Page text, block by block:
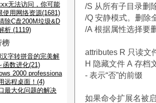
/S 从所有子目录删
/Q 安静模式。删除
/A 根据属性选择要
attributes R 只读文
H 隐藏文件 A 存档
- 表示“否”的前缀
如果命令扩展名被
无法访问，你可能
使用网络资源(1681)
除C盘200M垃圾&D
析 (1119)
榜
字转拼音的完美解
函数进化(21)
2000 professiona
远程桌面！(4)
最大化问题的解决